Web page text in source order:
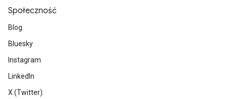
Społeczność
Blog
Bluesky
Instagram
LinkedIn
X (Twitter)